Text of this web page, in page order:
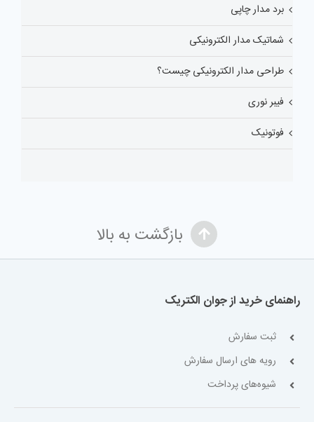
برد مدار چاپی
شماتیک مدار الکترونیکی
طراحی مدار الکترونیکی چیست؟
فیبر نوری
فوتونیک
بازگشت به بالا
راهنمای خرید از جوان الکتریک
ثبت سفارش
رویه های ارسال سفارش
شیوه‌های پرداخت